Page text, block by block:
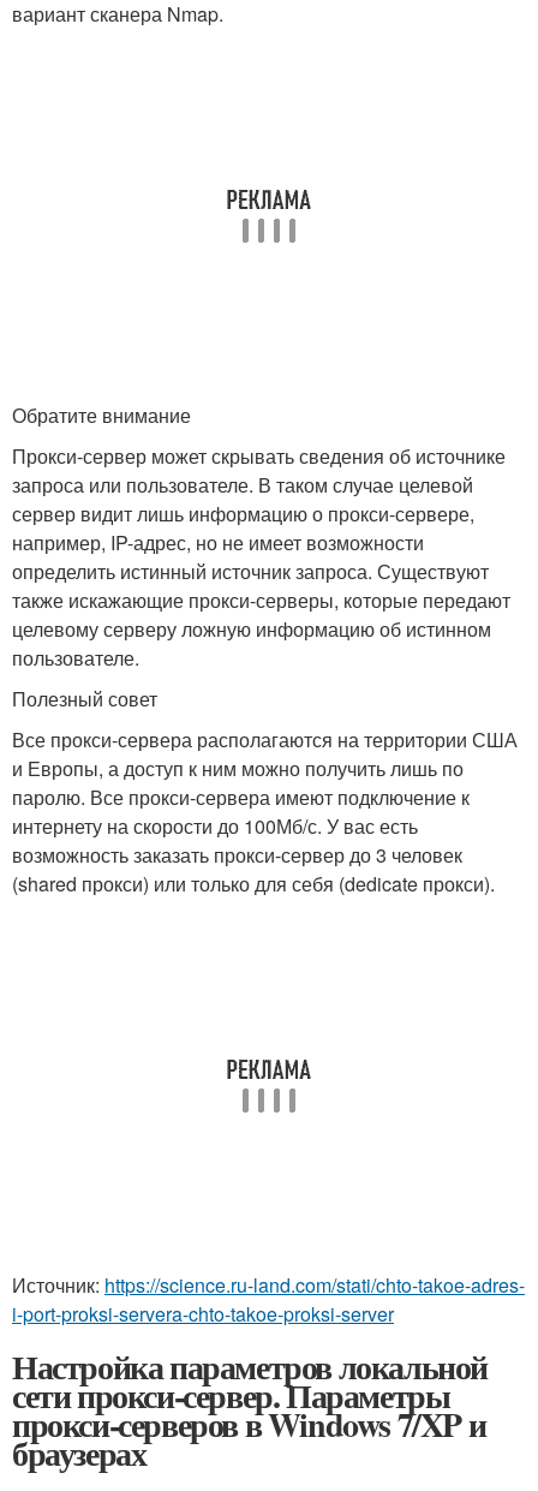
вариант сканера Nmap.
Обратите внимание
Прокси-сервер может скрывать сведения об источнике
запроса или пользователе. В таком случае целевой
сервер видит лишь информацию о прокси-сервере,
например, IP-адрес, но не имеет возможности
определить истинный источник запроса. Существуют
также искажающие прокси-серверы, которые передают
целевому серверу ложную информацию об истинном
пользователе.
Полезный совет
Все прокси-сервера располагаются на территории США
и Европы, а доступ к ним можно получить лишь по
паролю. Все прокси-сервера имеют подключение к
интернету на скорости до 100Мб/с. У вас есть
возможность заказать прокси-сервер до 3 человек
(shared прокси) или только для себя (dedicate прокси).
Источник: https://science.ru-land.com/stati/chto-takoe-adres-
i-port-proksi-servera-chto-takoe-proksi-server
Настройка параметров локальной
сети прокси-сервер. Параметры
прокси-серверов в Windows 7/XP и
браузерах